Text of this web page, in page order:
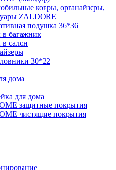
ковры, органайзеры,
ZALDORE
подушка 36*36
в багажник
салон
30*22
дома
для дома
защитные покрытия
чистящие покрытия